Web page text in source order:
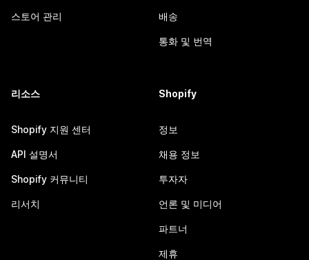
스토어 관리 배송
통화 및 번역
리소스
Shopify 지원 센터
API 설명서
Shopify 커뮤니티
리서치
Shopify
정보
채용 정보
투자자
언론 및 미디어
파트너
제휴